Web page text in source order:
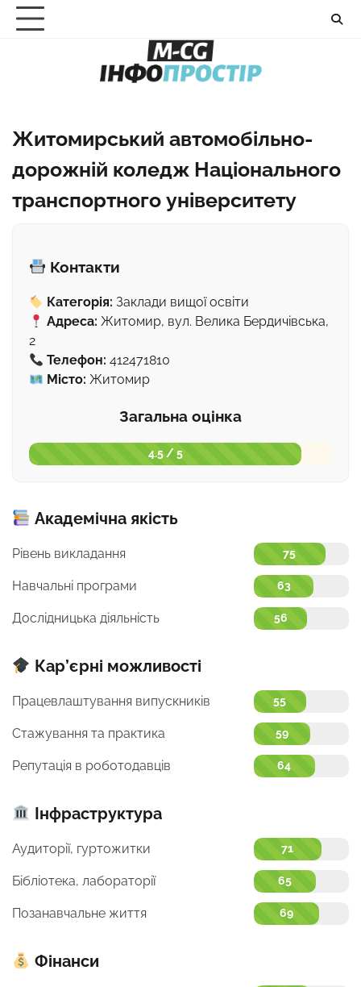
Перейти
Житомирський автомобільно-
дорожній коледж Національного
транспортного університету
Контакти
Категорія: Заклади вищої освіти
Адреса: Житомир, вул. Велика Бердичівська,
2
Телефон: 412471810
Місто: Житомир
Загальна оцінка
4.5 / 5
Академічна якість
Рівень викладання 75
Навчальні програми 63
Дослідницька діяльність 56
Кар’єрні можливості
Працевлаштування випускників 55
Стажування та практика 59
Репутація в роботодавців 64
Інфраструктура
Аудиторії, гуртожитки 71
Бібліотека, лабораторії 65
Позанавчальне життя 69
Фінанси